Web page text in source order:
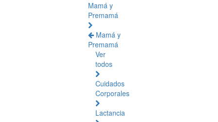
Mamá y
Premamá
Mamá y
Premamá
Ver
todos
Cuidados
Corporales
Lactancia